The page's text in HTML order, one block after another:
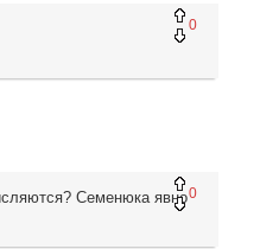
0
0
Семенюка явно